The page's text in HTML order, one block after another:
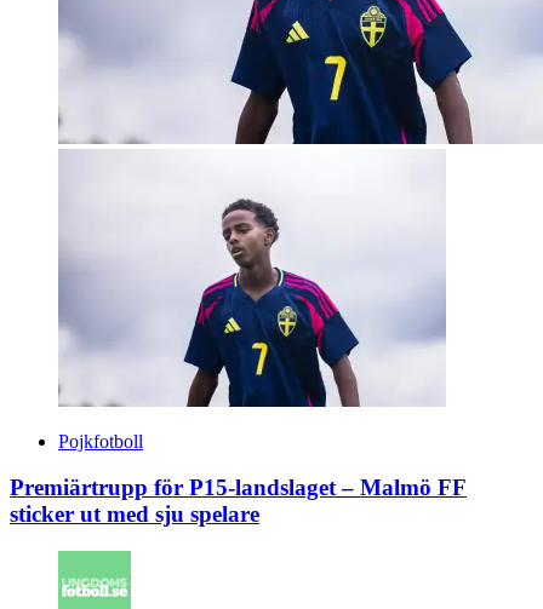
Pojkfotboll
Premiärtrupp för P15-landslaget – Malmö FF
sticker ut med sju spelare